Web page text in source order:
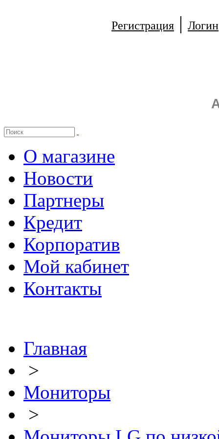
Регистрация | Логин
О магазине
Новости
Партнеры
Кредит
Корпоратив
Мой кабинет
Контакты
Главная
>
Мониторы
>